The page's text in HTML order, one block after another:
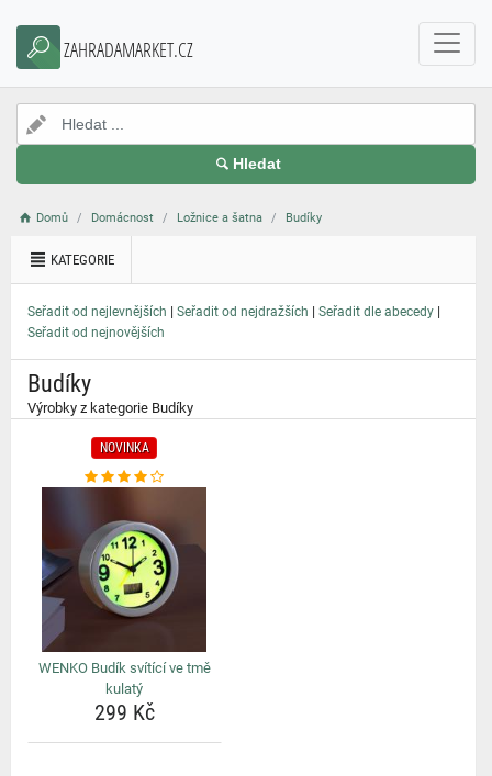
ZAHRADAMARKET.CZ
Hledat
Domů Domácnost Ložnice a šatna Budíky
KATEGORIE
Seřadit od nejlevnějších | Seřadit od nejdražších | Seřadit dle abecedy |
Seřadit od nejnovějších
Budíky
Výrobky z kategorie Budíky
NOVINKA
WENKO Budík svítící ve tmě
kulatý
299 Kč